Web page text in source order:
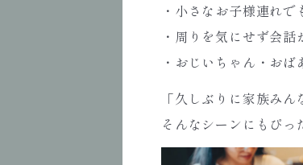
・小さなお子様連れで
・周りを気にせず会話
・おじいちゃん・お
「久しぶりに家族みん
そんなシーンにもぴっ